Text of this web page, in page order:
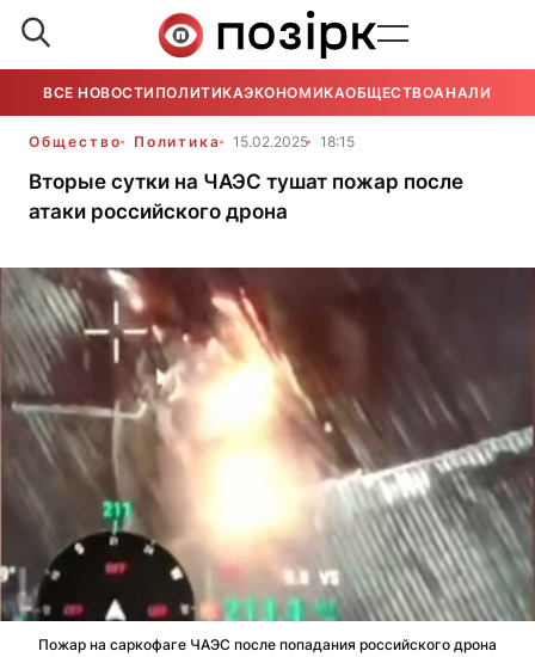
ВСЕ НОВОСТИ ПОЛИТИКАЭКОНОМИКАОБЩЕСТВОАНАЛИТИКА
Общество Политика 15.02.2025 18:15
Вторые сутки на ЧАЭС тушат пожар после
атаки российского дрона
Пожар на саркофаге ЧАЭС после попадания российского дрона